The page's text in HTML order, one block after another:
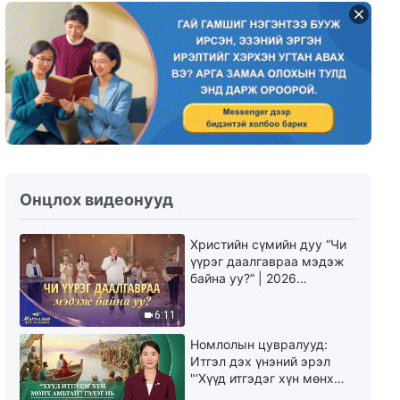
3:47
Өдөр тутмын Бурханы үг:
Бурханыг мэдэх нь | Эшлэл
136
Өдөр тутмын Бурханы үг:
Бурханыг мэдэх нь | Эшлэл
137
14:46
Өдөр тутмын Бурханы үг:
Бурханыг мэдэх нь | Эшлэл
138
16:23
Өдөр тутмын Бурханы үг:
Бурханыг мэдэх нь | Эшлэл
139
Өдөр тутмын Бурханы үг:
Онцлох видеонууд
6:11
Христийн сүмийн дуу “Чи
үүрэг даалгавраа мэдэж
байна уу?” | 2026
Номлолын цувралууд:
Итгэл дэх үнэний эрэл
"‘Хүүд итгэдэг хүн мөнх